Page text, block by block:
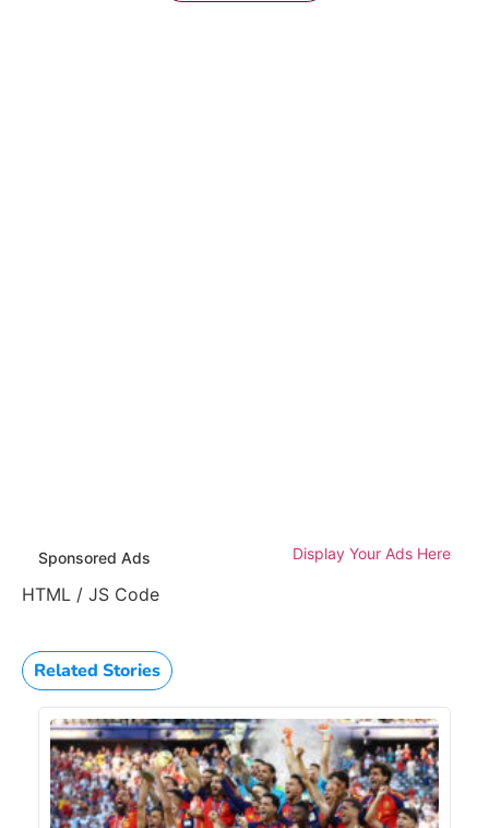
Sponsored Ads Display Your Ads Here
HTML / JS Code
Related Stories